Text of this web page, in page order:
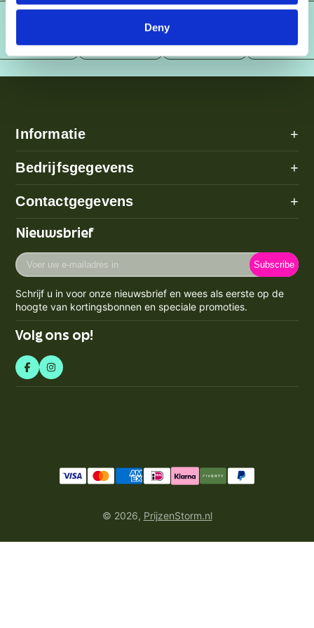
Deny
Informatie +
Algemene voorwaarden
Betaalmethode
Verzenden
Klachten
Spaarpunten Programma
Retourneren & Annuleren
Bedrijfsgegevens +
Privacy Policy
Cookie Policy
Contact
Blogs
Contactgegevens +
Adres: Poeldijk (geen bezoekadres)
Maandag - Vrijdag 09:00-17:00
KVK-nummer: 71550224
BTW-nummer: NL858759123b01
Nieuwsbrief
Voer
uw
mailadres
in
Subscribe
Schrijf u in voor onze nieuwsbrief en wees als eerste op de
hoogte van kortingsbonnen en speciale promoties.
Volg ons op!
© 2026, PrijzenStorm.nl